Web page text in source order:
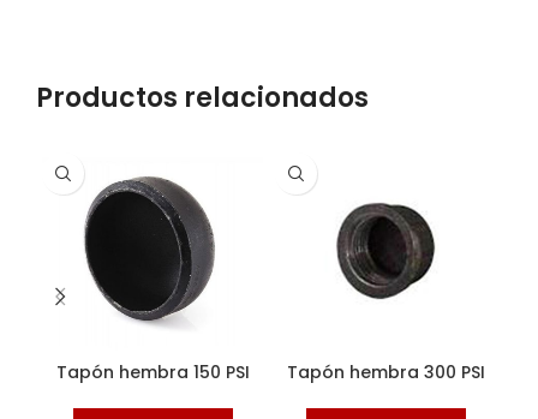
Productos relacionados
Tapón hembra 150 PSI Tapón hembra 300 PSI